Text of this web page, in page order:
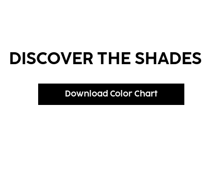
DISCOVER THE SHADES
Download Color Chart